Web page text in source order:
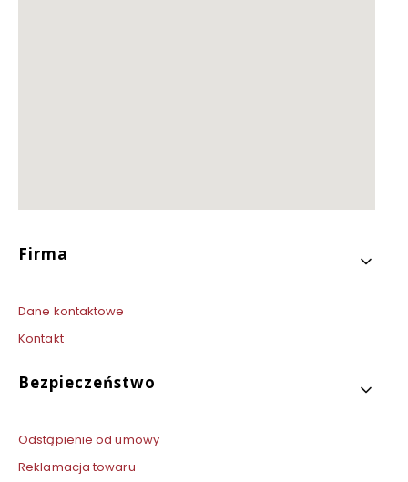
Linki w stopce
Firma
Dane kontaktowe
Kontakt
Bezpieczeństwo
Odstąpienie od umowy
Reklamacja towaru